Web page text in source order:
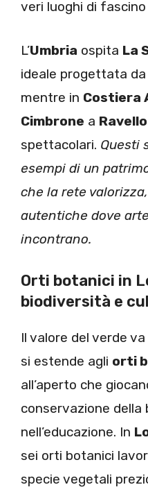
veri luoghi di
L’Umbria ospita La
ideale progettata da
mentre in Costiera
Cimbrone a Ravello
spettacolari. Questi
esempi di un
che la rete
autentiche dove
incontrano.
Orti botanici in
biodiversità e
Il valore del verde
si estende agli orti
all’aperto che
conservazione della
nell’educazione. In
sei orti botanici
specie vegetali